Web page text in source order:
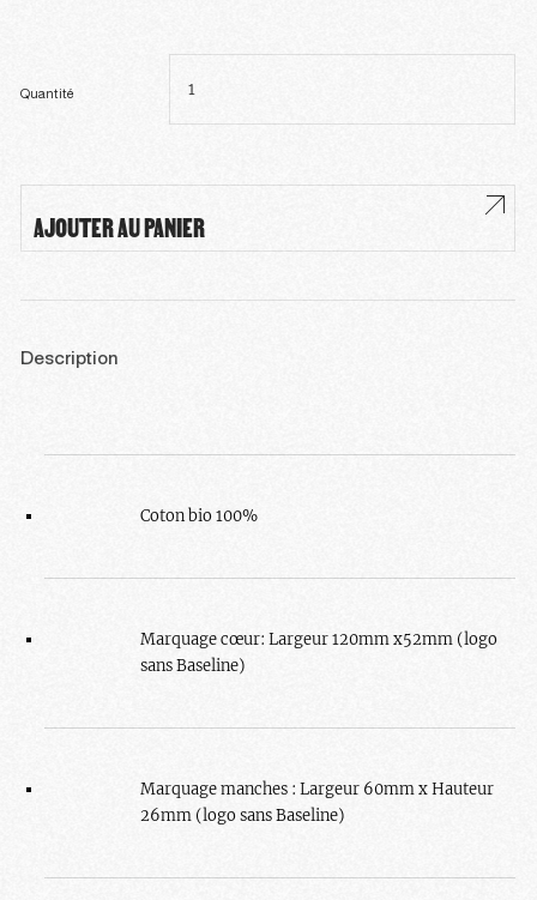
Quantité
quantité
shirt
AJOUTER AU PANIER
Description
Coton bio 100%
Marquage cœur: Largeur 120mm x52mm (logo
sans Baseline)
Marquage manches : Largeur 60mm x Hauteur
26mm (logo sans Baseline)